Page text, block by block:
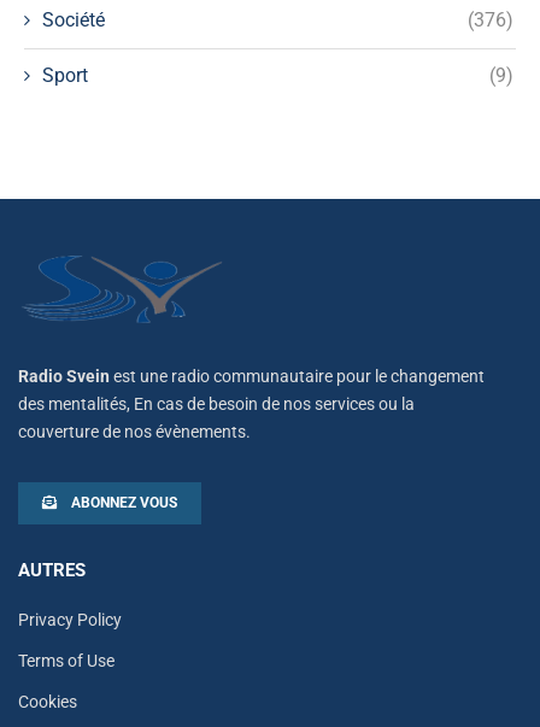
Société (376)
Sport (9)
Radio Svein est une radio communautaire pour le changement
des mentalités, En cas de besoin de nos services ou la
couverture de nos évènements.
ABONNEZ VOUS
AUTRES
Privacy Policy
Terms of Use
Cookies